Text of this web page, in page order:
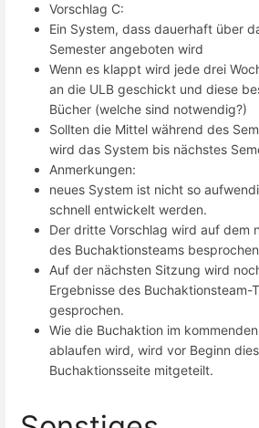
Vorschlag C:
Ein System, dass dauerhaft über
Semester angeboten wird
Wenn es klappt wird jede drei
an die ULB geschickt und diese
Bücher (welche sind notwendig?)
Sollten die Mittel während des
wird das System bis nächstes
Anmerkungen:
neues System ist nicht so
schnell entwickelt werden.
Der dritte Vorschlag wird auf dem
des Buchaktionsteams
Auf der nächsten Sitzung wird
Ergebnisse des Buchaktionsteam-
gesprochen.
Wie die Buchaktion im
ablaufen wird, wird vor Beginn
Buchaktionsseite mitgeteilt.